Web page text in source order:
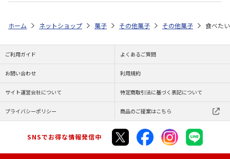
ホーム ネットショップ 菓子 その他菓子 その他菓子 食べた
ご利用ガイド よくあるご質問
お問い合わせ 利用規約
サイト運営会社について 特定商取引法に基づく表記について
プライバシーポリシー 商品のご提案はこちら
SNSでお得な情報発信中